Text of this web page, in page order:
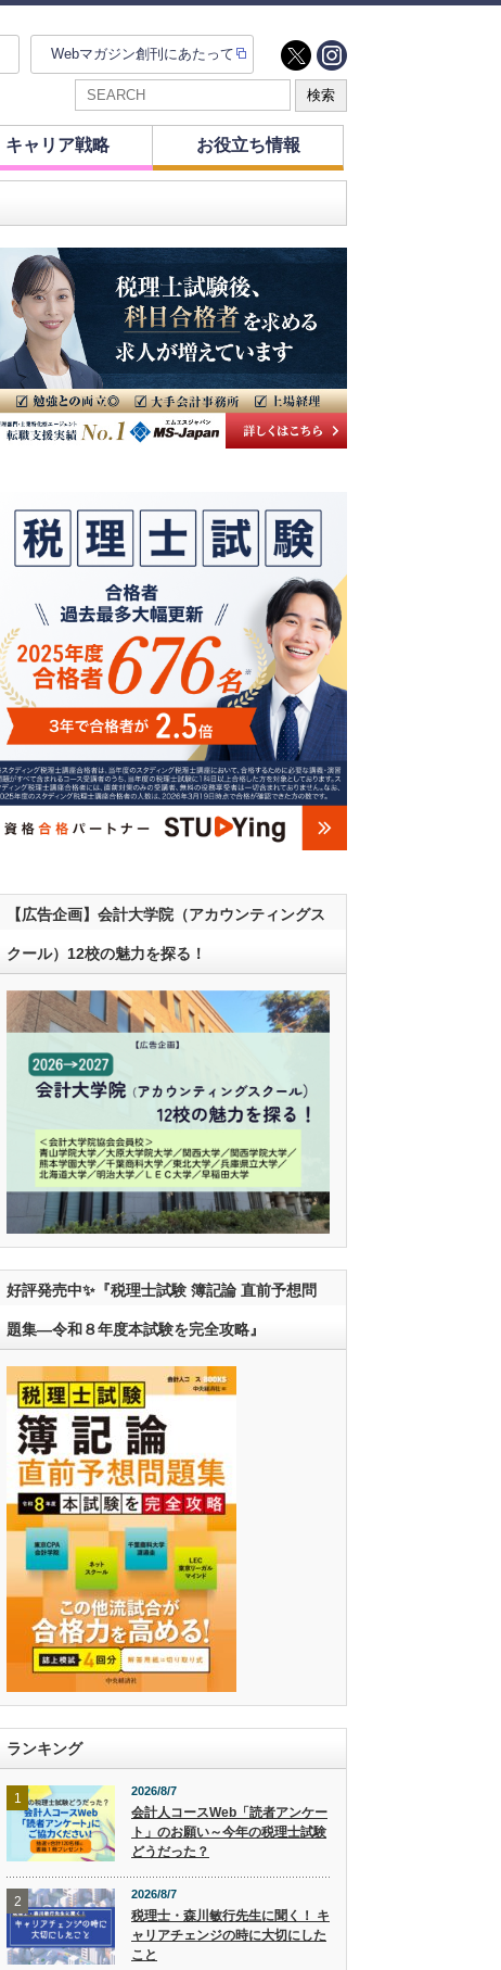
Webマガジン創刊にあたって
キャリア戦略 お役立ち情報
【広告企画】会計大学院（アカウンティングス
クール）12校の魅力を探る！
好評発売中✨『税理士試験 簿記論 直前予想問
題集―令和８年度本試験を完全攻略』
ランキング
1 2026/8/7
会計人コースWeb「読者アンケー
ト」のお願い～今年の税理士試験
どうだった？
2 2026/8/7
税理士・森川敏行先生に聞く！ キ
ャリアチェンジの時に大切にした
こと